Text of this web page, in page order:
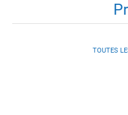
TOUTES